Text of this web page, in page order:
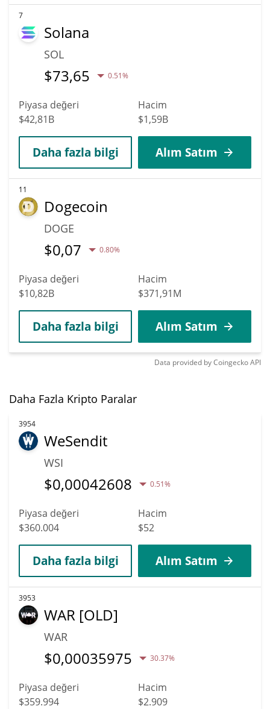
7
Solana
SOL
$73,65 0.51%
Piyasa değeri
$42,81B
Hacim
$1,59B
Daha fazla bilgi Alım Satım
11
Dogecoin
DOGE
$0,07 0.80%
Piyasa değeri
$10,82B
Hacim
$371,91M
Daha fazla bilgi Alım Satım
Data provided byCoingeckoAPI
Daha Fazla Kripto Paralar
3954
WeSendit
WSI
$0,00042608 0.51%
Piyasa değeri
$360.004
Hacim
$52
Daha fazla bilgi Alım Satım
3953
WAR [OLD]
WAR
$0,00035975 30.37%
Piyasa değeri
$359.994
Hacim
$2.909